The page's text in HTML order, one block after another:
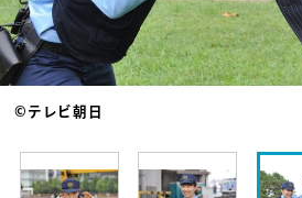
©テレビ朝日